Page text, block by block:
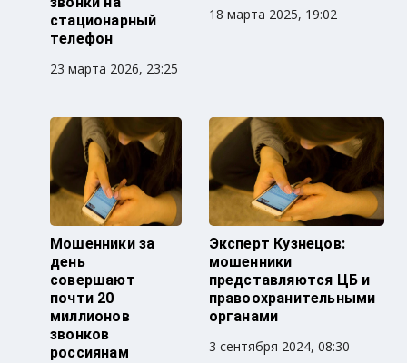
стационарный
телефон
23 марта 2026, 23:25
18 марта 2025, 19:02
Мошенники за
день
совершают
почти 20
миллионов
звонков
россиянам
Эксперт Кузнецов:
мошенники
представляются ЦБ и
правоохранительными
органами
3 сентября 2024, 08:30